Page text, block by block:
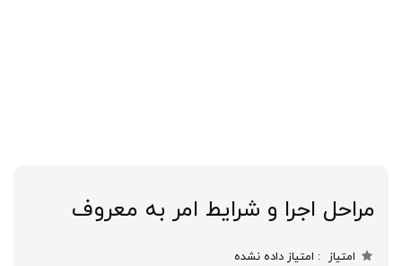
مراحل اجرا و شرایط امر به معروف
امتیاز امتیاز داده نشده